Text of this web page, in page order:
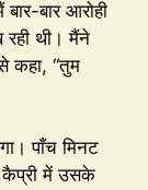
बार आरोही
थी। मैंने
कहा, “तुम
पाँच मिनट
कैप्री में उसके